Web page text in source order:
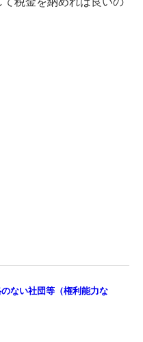
ない社団等（権利能力な